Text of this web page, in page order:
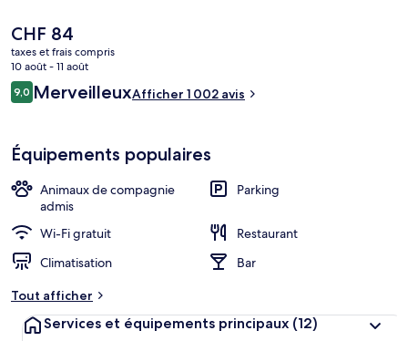
personnel attentionné et le petit déjeuner remportent un franc
succès auprès des autres voyageurs. L'hébergement se situe à une
très courte distance à pied des transports publics : Arrêt de tram
Berliner Allee se trouve à 3 min et Arrêt de tram Luisenstraße, à 4
min.
Le
prix
actuel
est
de
CHF 84
taxes et frais compris
10 août - 11 août
Avis
voyageurs
9,09,0 sur 10
MerveilleuxAfficher 1 002 avis
Équipements populaires
Animaux de compagnie
admis
Parking
Wi-Fi gratuit
Restaurant
Climatisation
Bar
Tout afficher
Services et équipements principaux (12)